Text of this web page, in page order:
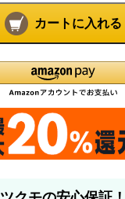
カートに入れる